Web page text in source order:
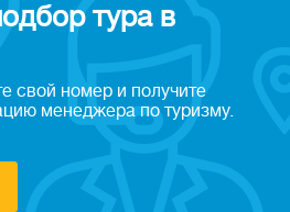
тура в
свой номер и получите
менеджера по туризму.